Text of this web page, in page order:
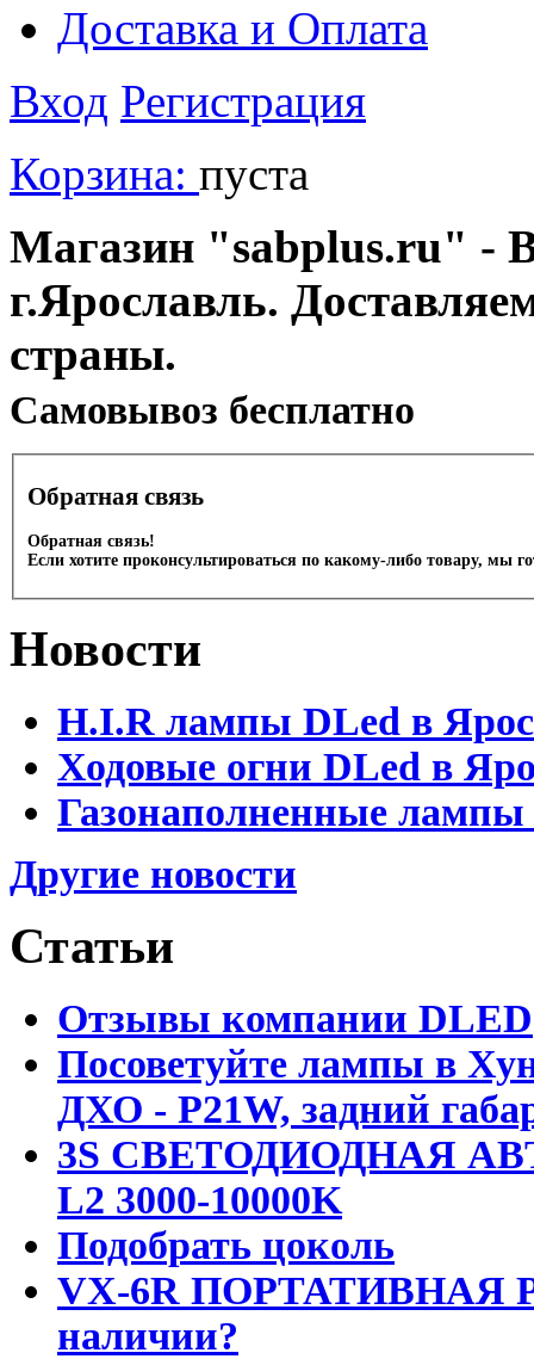
Доставка и Оплата
Вход Регистрация
Корзина: пуста
Магазин "sabplus.ru" -
г.Ярославль.
страны.
Cамовывоз бесплатно
Обратная связь
Обратная связь!
Если хотите проконсультироваться по какому-либо товару, мы
Новости
H.I.R лампы DLed в
Ходовые огни DLed в
Газонаполненные
Другие новости
Статьи
Отзывы компании DLED
Посоветуйте лампы в
ДХО - P21W, задний
3S СВЕТОДИОДНАЯ
L2 3000-10000K
Подобрать цоколь
VX-6R ПОРТАТИВНАЯ
наличии?